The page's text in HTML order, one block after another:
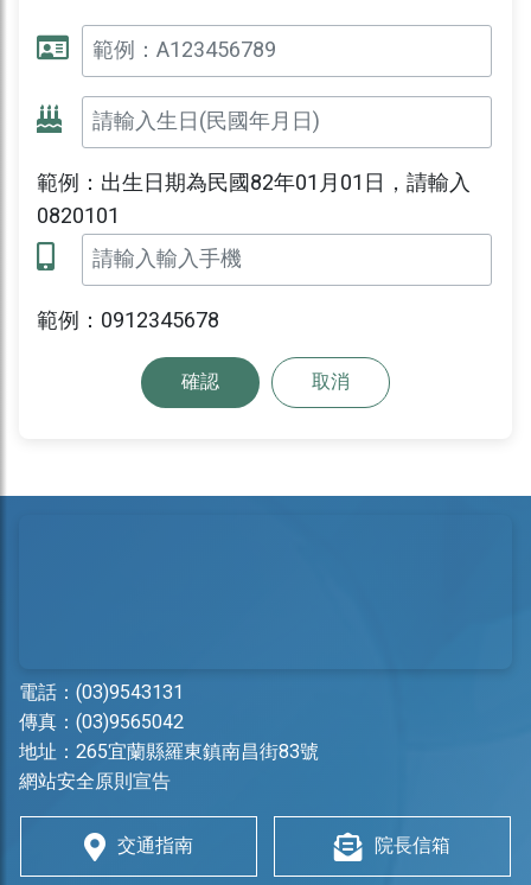
範例：出生日期為民國82年01月01日，請輸入
0820101
範例：0912345678
確認 取消
電話： (03)9543131
傳真：(03)9565042
地址： 265宜蘭縣羅東鎮南昌街83號
網站安全原則宣告
交通指南 院長信箱